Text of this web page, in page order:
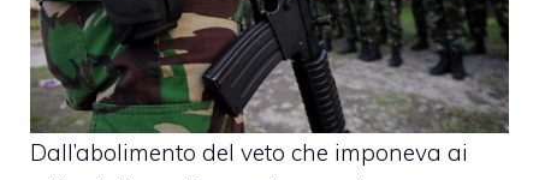
Dall’abolimento del veto che imponeva ai